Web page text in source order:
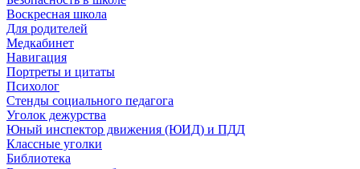
Воскресная школа
Для родителей
Медкабинет
Навигация
Портреты и цитаты
Психолог
Стенды социального педагога
Уголок дежурства
Юный инспектор движения (ЮИД) и ПДД
Классные уголки
Библиотека